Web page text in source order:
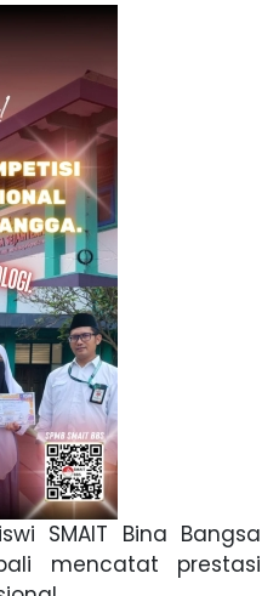
SMAIT Bina Bangsa
mencatat prestasi